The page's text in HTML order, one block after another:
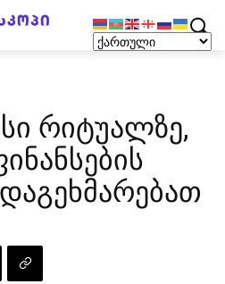
რიტუალზე,